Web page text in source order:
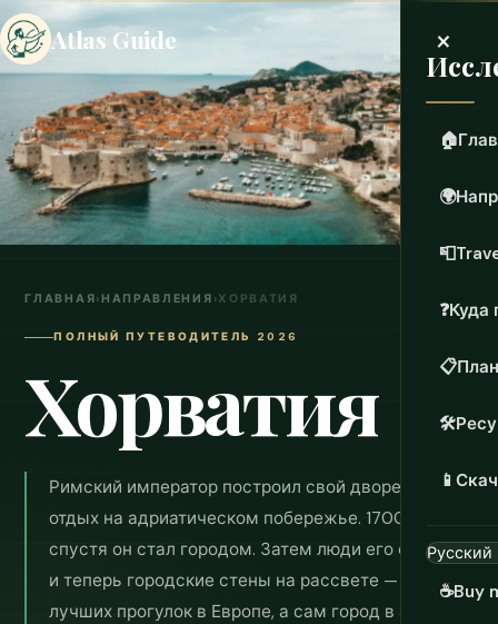
Atlas Guide ×
🏠
🌍
📮
❓Куда
📋
🛠️
📱
☕Buy
ГЛАВНАЯ›НАПРАВЛЕНИЯ ›ХОРВАТИЯ
ПОЛНЫЙ ПУТЕВОДИТЕЛЬ 2026
Хорватия
Римский император построил свой дворец на
отдых на адриатическом побережье. 1700 лет
спустя он стал городом. Затем люди его открыли,
и теперь городские стены на рассвете — одна из
лучших прогулок в Европе, а сам город в августе